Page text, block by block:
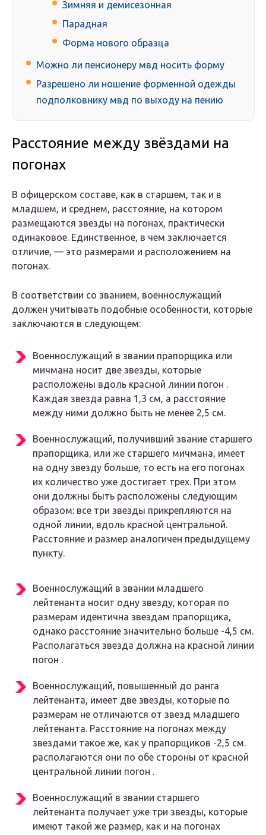
Зимняя и демисезонная
Парадная
Форма нового образца
Можно ли пенсионеру мвд носить форму
Разрешено ли ношение форменной одежды
подполковнику мвд по выходу на пению
Расстояние между звёздами на
погонах
В офицерском составе, как в старшем, так и в
младшем, и среднем, расстояние, на котором
размещаются звезды на погонах, практически
одинаковое. Единственное, в чем заключается
отличие, — это размерами и расположением на
погонах.
В соответствии со званием, военнослужащий
должен учитывать подобные особенности, которые
заключаются в следующем:
Военнослужащий в звании прапорщика или
мичмана носит две звезды, которые
расположены вдоль красной линии погон .
Каждая звезда равна 1,3 см, а расстояние
между ними должно быть не менее 2,5 см.
Военнослужащий, получивший звание старшего
прапорщика, или же старшего мичмана, имеет
на одну звезду больше, то есть на его погонах
их количество уже достигает трех. При этом
они должны быть расположены следующим
образом: все три звезды прикрепляются на
одной линии, вдоль красной центральной.
Расстояние и размер аналогичен предыдущему
пункту.
Военнослужащий в звании младшего
лейтенанта носит одну звезду, которая по
размерам идентична звездам прапорщика,
однако расстояние значительно больше -4,5 см.
Располагаться звезда должна на красной линии
погон .
Военнослужащий, повышенный до ранга
лейтенанта, имеет две звезды, которые по
размерам не отличаются от звезд младшего
лейтенанта. Расстояние на погонах между
звездами такое же, как у прапорщиков -2,5 см.
располагаются они по обе стороны от красной
центральной линии погон .
Военнослужащий в звании старшего
лейтенанта получает уже три звезды, которые
имеют такой же размер, как и на погонах